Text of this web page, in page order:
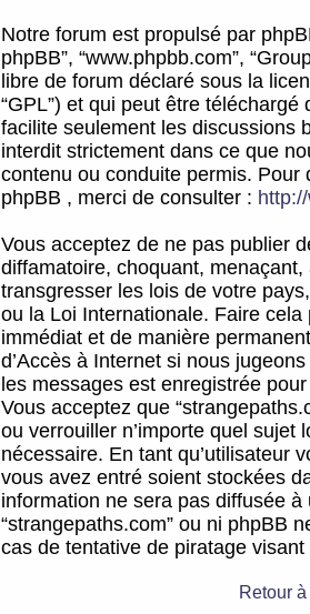
Notre forum est propulsé par
phpBB”, “www.phpbb.com”,
libre de forum déclaré sous la
“GPL”) et qui peut être téléchargé
facilite seulement les discussions
interdit strictement dans ce que
contenu ou conduite permis.
phpBB , merci de consulter :
Vous acceptez de ne pas publier
diffamatoire, choquant,
transgresser les lois de votre
ou la Loi Internationale. Faire
immédiat et de manière
d’Accès à Internet si nous
les messages est enregistrée
Vous acceptez que
ou verrouiller n’importe quel sujet
nécessaire. En tant qu’utilisateur
vous avez entré soient stockées
information ne sera pas diffusée
“strangepaths.com” ou ni phpBB
cas de tentative de piratage
Retour